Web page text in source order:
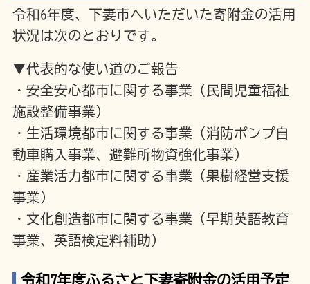
令和6年度、下妻市へいただいた寄附金の活用
状況は次のとおりです。
▼代表的な使い道のご報告
・安全安心都市に関する事業（民間児童福祉
施設整備事業）
・生活環境都市に関する事業（消防ポンプ自
動車購入事業、避難所物資強化事業）
・産業活力都市に関する事業（果樹経営支援
事業）
・文化創造都市に関する事業（早期英語教育
事業、英語検定料補助）
令和7年度ふるさと下妻寄附金の活用予定